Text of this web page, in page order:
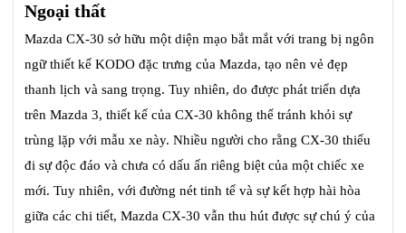
Ngoại thất
Mazda CX-30 sở hữu một diện mạo bắt mắt với trang bị ngôn
ngữ thiết kế KODO đặc trưng của Mazda, tạo nên vẻ đẹp
thanh lịch và sang trọng. Tuy nhiên, do được phát triển dựa
trên Mazda 3, thiết kế của CX-30 không thể tránh khỏi sự
trùng lặp với mẫu xe này. Nhiều người cho rằng CX-30 thiếu
đi sự độc đáo và chưa có dấu ấn riêng biệt của một chiếc xe
mới. Tuy nhiên, với đường nét tinh tế và sự kết hợp hài hòa
giữa các chi tiết, Mazda CX-30 vẫn thu hút được sự chú ý của